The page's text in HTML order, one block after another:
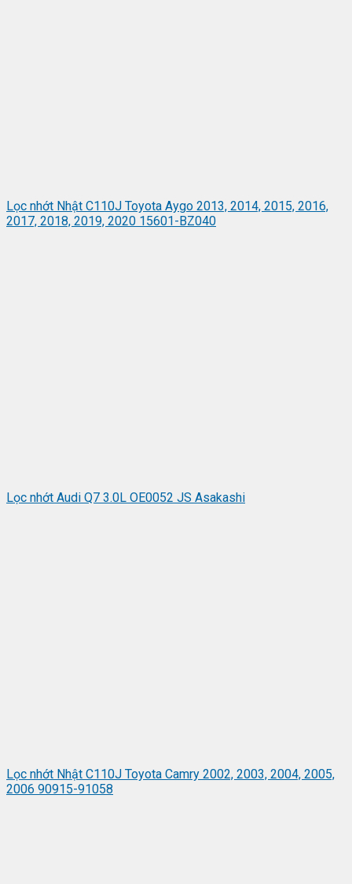
Lọc nhớt Nhật C110J Toyota Aygo 2013, 2014, 2015, 2016,
2017, 2018, 2019, 2020 15601-BZ040
Lọc nhớt Audi Q7 3.0L OE0052 JS Asakashi
Lọc nhớt Nhật C110J Toyota Camry 2002, 2003, 2004, 2005,
2006 90915-91058